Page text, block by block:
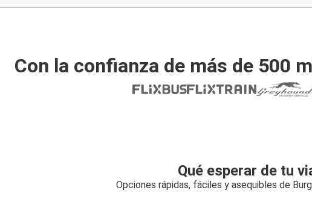
Con la confianza de más de 500
Qué esperar de tu
Opciones rápidas, fáciles y asequibles de